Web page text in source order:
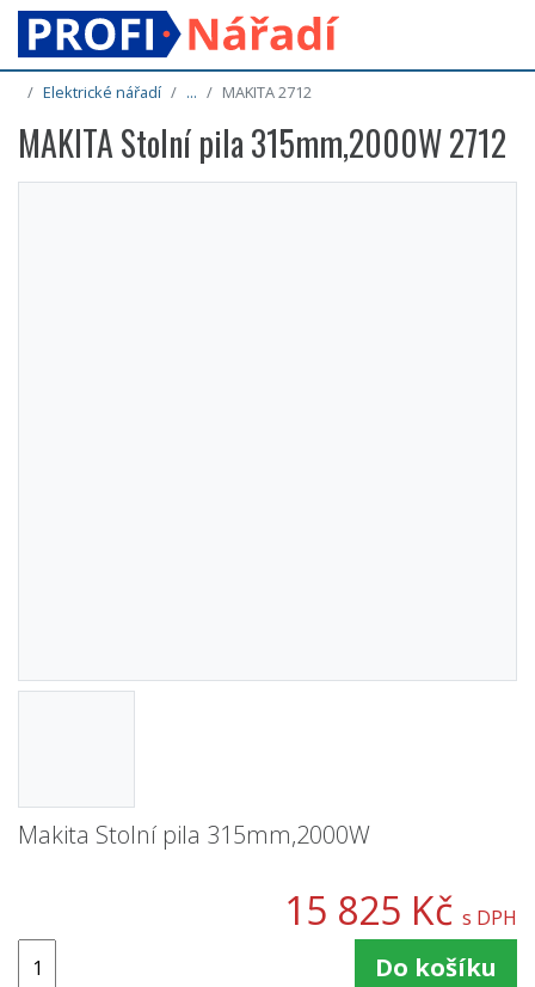
Elektrické nářadí ... MAKITA 2712
MAKITA Stolní pila 315mm,2000W 2712
Makita Stolní pila 315mm,2000W
15 825 Kč s DPH
Do košíku